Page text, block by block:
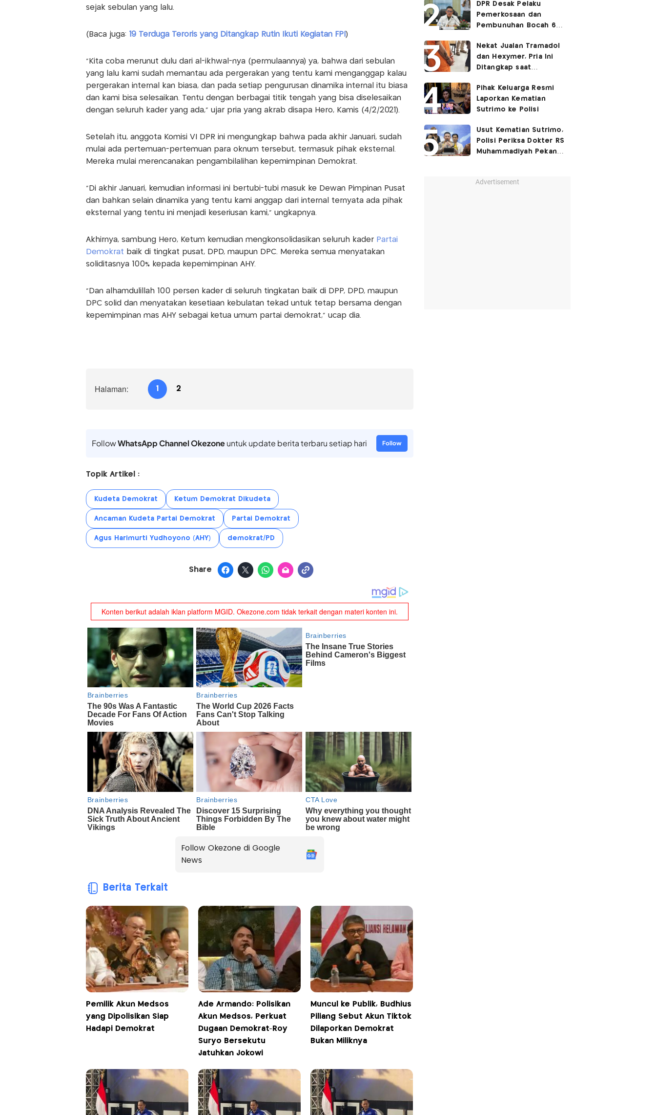
sejak sebulan yang lalu.
(Baca juga: 19 Terduga Teroris yang Ditangkap Rutin Ikuti Kegiatan FPI )
"Kita coba merunut dulu dari al-ikhwal-nya (permulaannya) ya, bahwa dari sebulan
yang lalu kami sudah memantau ada pergerakan yang tentu kami menganggap kalau
pergerakan internal kan biasa, dan pada setiap pengurusan dinamika internal itu biasa
dan kami bisa selesaikan. Tentu dengan berbagai titik tengah yang bisa diselesaikan
dengan seluruh kader yang ada," ujar pria yang akrab disapa Hero, Kamis (4/2/2021).
Setelah itu, anggota Komisi VI DPR ini mengungkap bahwa pada akhir Januari, sudah
mulai ada pertemuan-pertemuan para oknum tersebut, termasuk pihak eksternal.
Mereka mulai merencanakan pengambilalihan kepemimpinan Demokrat.
"Di akhir Januari, kemudian informasi ini bertubi-tubi masuk ke Dewan Pimpinan Pusat
dan bahkan selain dinamika yang tentu kami anggap dari internal ternyata ada pihak
eksternal yang tentu ini menjadi keseriusan kami," ungkapnya.
Akhirnya, sambung Hero, Ketum kemudian mengkonsolidasikan seluruh kader Partai
Demokrat baik di tingkat pusat, DPD, maupun DPC. Mereka semua menyatakan
soliditasnya 100% kepada kepemimpinan AHY.
"Dan alhamdulillah 100 persen kader di seluruh tingkatan baik di DPP, DPD, maupun
DPC solid dan menyatakan kesetiaan kebulatan tekad untuk tetap bersama dengan
kepemimpinan mas AHY sebagai ketua umum partai demokrat," ucap dia.
Halaman: 1 2
FollowWhatsApp Channel Okezoneuntuk update berita terbaru setiap hari Follow
Topik Artikel :
Kudeta Demokrat Ketum Demokrat Dikudeta
Ancaman Kudeta Partai Demokrat Partai Demokrat
Agus Harimurti Yudhoyono (AHY) demokrat/PD
Share
Follow Okezone di Google
News
Berita Terkait
Pemilik Akun Medsos
yang Dipolisikan Siap
Hadapi Demokrat
Ade Armando: Polisikan
Akun Medsos, Perkuat
Dugaan Demokrat-Roy
Suryo Bersekutu
Jatuhkan Jokowi
Muncul ke Publik, Budhius
Piliang Sebut Akun Tiktok
Dilaporkan Demokrat
Bukan Miliknya
Lawan Iran
DPR Desak Pelaku
Pemerkosaan dan
Pembunuhan Bocah 6
Dihukum Seumur Hidup
Nekat Jualan Tramadol
dan Hexymer, Pria Ini
Ditangkap saat
Pihak Keluarga Resmi
Laporkan Kematian
Sutrimo ke Polisi
Usut Kematian Sutrimo,
Polisi Periksa Dokter RS
Muhammadiyah Pekan
Advertisement